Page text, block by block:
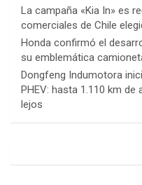
La campaña «Kia In» es
comerciales de Chile
Honda confirmó el
su emblemática
Dongfeng Indumotora
PHEV: hasta 1.110 km
lejos